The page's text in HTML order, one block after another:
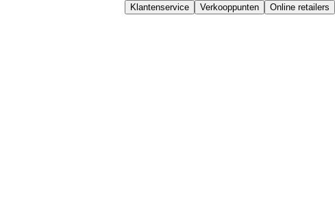
Klantenservice Verkooppunten Online retailers